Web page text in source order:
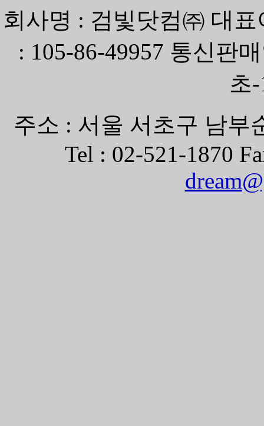
회사명 : 검빛닷컴㈜ 대
: 105-86-49957 통신판
초
주소 : 서울 서초구 남부
Tel : 02-521-1870